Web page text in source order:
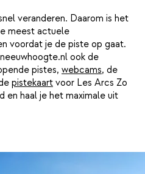
veranderen. Daarom is het
meest actuele
voordat je de piste op gaat.
ook de
pistes, webcams, de
pistekaart voor Les Arcs Zo
en haal je het maximale uit